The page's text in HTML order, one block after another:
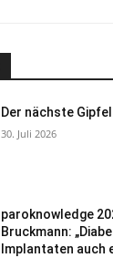
Der nächste
30. Juli 2026
paroknowledge
Bruckmann:
Implantaten auch